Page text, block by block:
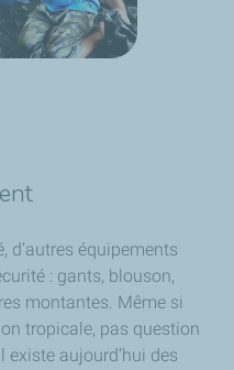
d’autres équipements
: gants, blouson,
montantes. Même si
tropicale, pas question
existe aujourd’hui des